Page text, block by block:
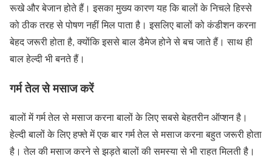
रूखे और बेजान होते हैं। इसका मुख्य कारण यह कि बालों के निचले हिस्से
को ठीक तरह से पोषण नहीं मिल पाता है। इसलिए बालों को कंडीशन करना
बेहद जरूरी होता है, क्योंकि इससे बाल डैमेज होने से बच जाते हैं। साथ ही
बाल हेल्दी भी बनते हैं।
गर्म तेल से मसाज करें
बालों में गर्म तेल से मसाज करना बालों के लिए सबसे बेहतरीन ऑप्शन है।
हेल्दी बालों के लिए हफ्ते में एक बार गर्म तेल से मसाज करना बहुत जरूरी होता
है। तेल की मसाज करने से झड़ते बालों की समस्या से भी राहत मिलती है।